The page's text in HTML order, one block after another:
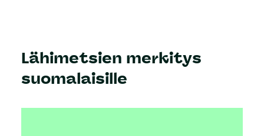
Lähimetsien merkitys
suomalaisille